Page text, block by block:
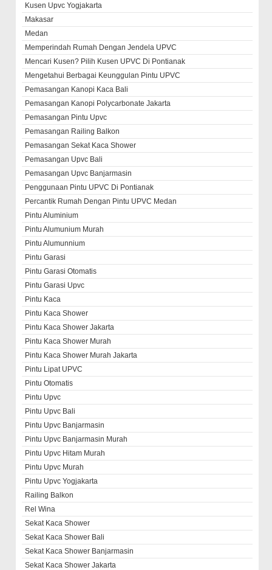
Kusen Upvc Yogjakarta
Makasar
Medan
Memperindah Rumah Dengan Jendela UPVC
Mencari Kusen? Pilih Kusen UPVC Di Pontianak
Mengetahui Berbagai Keunggulan Pintu UPVC
Pemasangan Kanopi Kaca Bali
Pemasangan Kanopi Polycarbonate Jakarta
Pemasangan Pintu Upvc
Pemasangan Railing Balkon
Pemasangan Sekat Kaca Shower
Pemasangan Upvc Bali
Pemasangan Upvc Banjarmasin
Penggunaan Pintu UPVC Di Pontianak
Percantik Rumah Dengan Pintu UPVC Medan
Pintu Aluminium
Pintu Alumunium Murah
Pintu Alumunnium
Pintu Garasi
Pintu Garasi Otomatis
Pintu Garasi Upvc
Pintu Kaca
Pintu Kaca Shower
Pintu Kaca Shower Jakarta
Pintu Kaca Shower Murah
Pintu Kaca Shower Murah Jakarta
Pintu Lipat UPVC
Pintu Otomatis
Pintu Upvc
Pintu Upvc Bali
Pintu Upvc Banjarmasin
Pintu Upvc Banjarmasin Murah
Pintu Upvc Hitam Murah
Pintu Upvc Murah
Pintu Upvc Yogjakarta
Railing Balkon
Rel Wina
Sekat Kaca Shower
Sekat Kaca Shower Bali
Sekat Kaca Shower Banjarmasin
Sekat Kaca Shower Jakarta